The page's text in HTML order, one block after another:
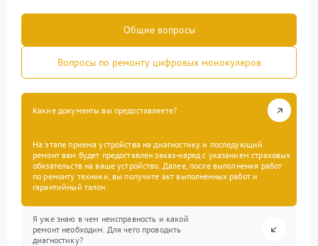
Общие вопросы
Вопросы по ремонту цифровых монокуляров
Какие документы вы предоставляете?
На этапе приема устройства на диагностику и последующий
ремонт вам будет предоставлен заказ-наряд с указанием страховых
обязательств на ваше устройство. Далее, после выполнения работ
по ремонту техники, вы получите акт выполненных работ и
гарантийный талон.
Я уже знаю в чем неисправность и какой
ремонт необходим. Для чего проводить
диагностику?